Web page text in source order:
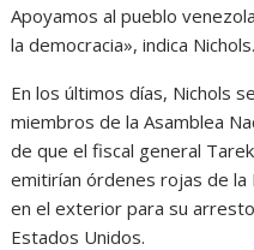
Apoyamos al pueblo
la democracia», indica Nichols.
En los últimos días, Nichols
miembros de la Asamblea
de que el fiscal general
emitirían órdenes rojas de
en el exterior para su
Estados Unidos.